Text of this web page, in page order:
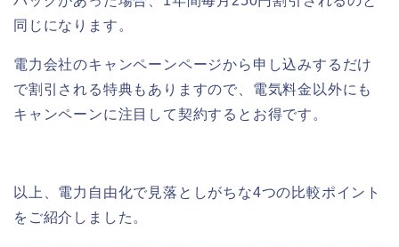
同じになります。
電力会社のキャンペーンページから申し込みするだけ
で割引される特典もありますので、電気料金以外にも
キャンペーンに注目して契約するとお得です。
以上、電力自由化で見落としがちな4つの比較ポイント
をご紹介しました。